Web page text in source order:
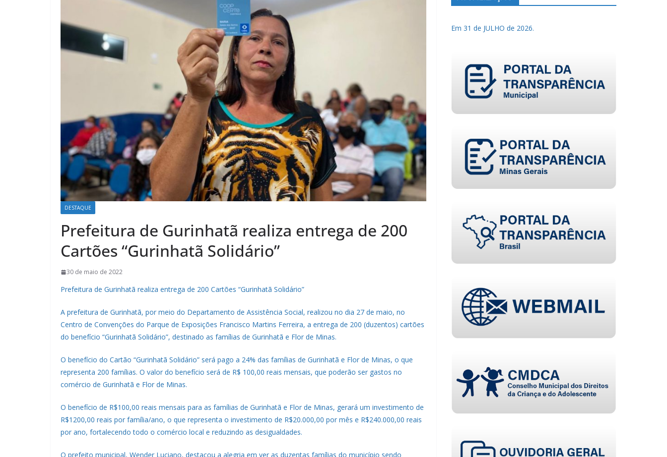
DESTAQUE
Prefeitura de Gurinhatã realiza entrega de 200
Cartões “Gurinhatã Solidário”
30 de maio de 2022
Prefeitura de Gurinhatã realiza entrega de 200 Cartões “Gurinhatã Solidário”
A prefeitura de Gurinhatã, por meio do Departamento de Assistência Social, realizou no dia 27 de maio, no
Centro de Convenções do Parque de Exposições Francisco Martins Ferreira, a entrega de 200 (duzentos) cartões
do benefício “Gurinhatã Solidário”, destinado as famílias de Gurinhatã e Flor de Minas.
O benefício do Cartão “Gurinhatã Solidário” será pago a 24% das famílias de Gurinhatã e Flor de Minas, o que
representa 200 famílias. O valor do benefício será de R$ 100,00 reais mensais, que poderão ser gastos no
comércio de Gurinhatã e Flor de Minas.
O benefício de R$100,00 reais mensais para as famílias de Gurinhatã e Flor de Minas, gerará um investimento de
R$1200,00 reais por família/ano, o que representa o investimento de R$20.000,00 por mês e R$240.000,00 reais
por ano, fortalecendo todo o comércio local e reduzindo as desigualdades.
O prefeito municipal, Wender Luciano, destacou a alegria em ver as duzentas famílias do município sendo
Em 31 de JULHO de 2026.